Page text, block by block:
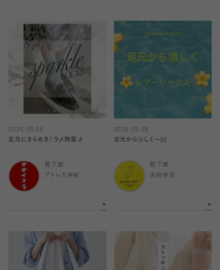
2026.05.06
足元にきらめき！ラメ特集🧦
靴下屋
アトレ大井町
2026.05.06
足元から涼しく〜🙌
靴下屋
吉祥寺店